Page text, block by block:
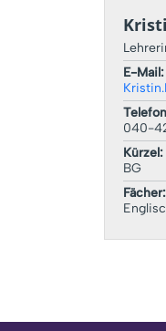
E-Mail:
040-
Kürzel:
BG
Fächer: